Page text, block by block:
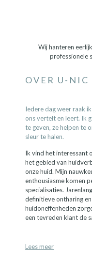
Wij hanteren
professionele
OVER U-NIC
Iedere dag weer raak
ons vertelt en leert. Ik
te geven, ze helpen te
sleur te halen.
Ik vind het interessant
het gebied van
onze huid. Mijn
enthousiasme komen
specialisaties.
definitieve ontharing
huidoneffenheden
een tevreden klant de
Lees meer